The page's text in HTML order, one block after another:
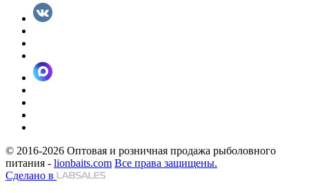
© 2016-2026 Оптовая и розничная продажа рыболовного
питания - lionbaits.com Все права защищены.
Сделано в